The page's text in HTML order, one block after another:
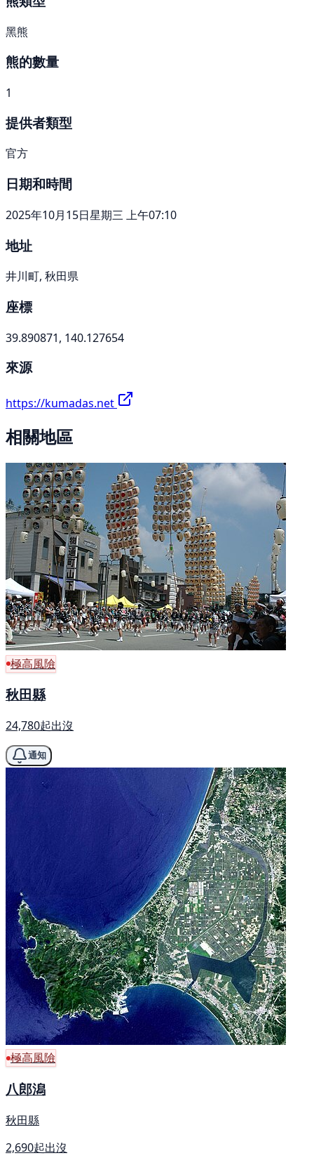
黑熊
熊的數量
1
提供者類型
官方
日期和時間
2025年10月15日星期三 上午07:10
地址
井川町, 秋田県
座標
39.890871, 140.127654
來源
https://kumadas.net
相關地區
極高風險
秋田縣
24,780起出沒
通知
極高風險
八郎潟
秋田縣
2,690起出沒